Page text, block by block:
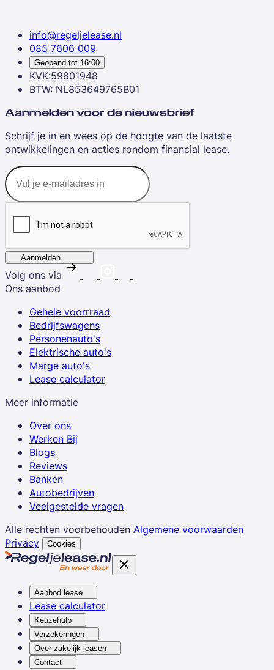
info@regeljelease.nl
085 7606 009
Geopend tot 16:00
KVK:59801948
BTW: NL853649765B01
Aanmelden voor de nieuwsbrief
Schrijf je in en wees op de hoogte van de laatste
ontwikkelingen en acties rondom financial lease.
Aanmelden
Volg ons via
Ons aanbod
Gehele voorrraad
Bedrijfswagens
Personenauto's
Elektrische auto's
Marge auto's
Lease calculator
Meer informatie
Over ons
Werken Bij
Blogs
Reviews
Banken
Autobedrijven
Veelgestelde vragen
Alle rechten voorbehouden Algemene voorwaarden
Privacy
Cookies
Aanbod lease
Lease calculator
Keuzehulp
Verzekeringen
Over zakelijk leasen
Contact